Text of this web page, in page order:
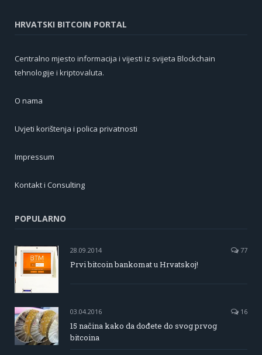
HRVATSKI BITCOIN PORTAL
Centralno mjesto informacija i vijesti iz svijeta Blockchain
tehnologije i kriptovaluta.
O nama
Uvjeti korištenja i polica privatnosti
Impressum
Kontakt i Consulting
POPULARNO
28.09.2014 77
Prvi bitcoin bankomat u Hrvatskoj!
03.04.2016 16
15 načina kako da dođete do svog prvog
bitcoina